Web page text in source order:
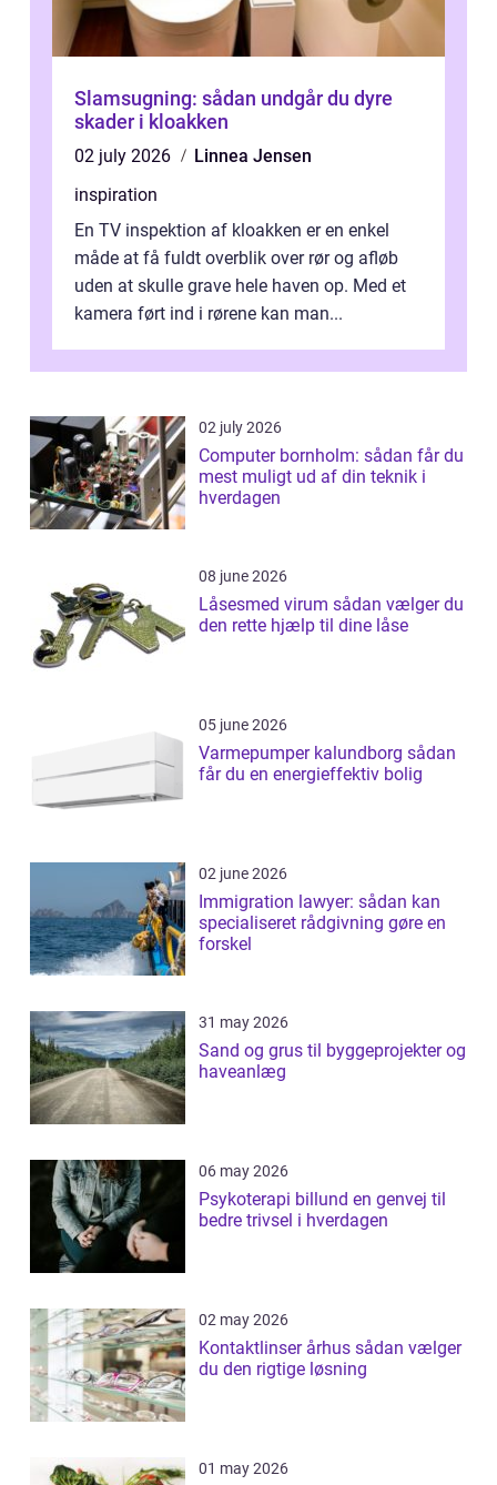
Slamsugning: sådan undgår du dyre
skader i kloakken
02 july 2026
Linnea Jensen
inspiration
En TV inspektion af kloakken er en enkel
måde at få fuldt overblik over rør og afløb
uden at skulle grave hele haven op. Med et
kamera ført ind i rørene kan man...
02 july 2026
Computer bornholm: sådan får du
mest muligt ud af din teknik i
hverdagen
08 june 2026
Låsesmed virum sådan vælger du
den rette hjælp til dine låse
05 june 2026
Varmepumper kalundborg sådan
får du en energieffektiv bolig
02 june 2026
Immigration lawyer: sådan kan
specialiseret rådgivning gøre en
forskel
31 may 2026
Sand og grus til byggeprojekter og
haveanlæg
06 may 2026
Psykoterapi billund en genvej til
bedre trivsel i hverdagen
02 may 2026
Kontaktlinser århus sådan vælger
du den rigtige løsning
01 may 2026